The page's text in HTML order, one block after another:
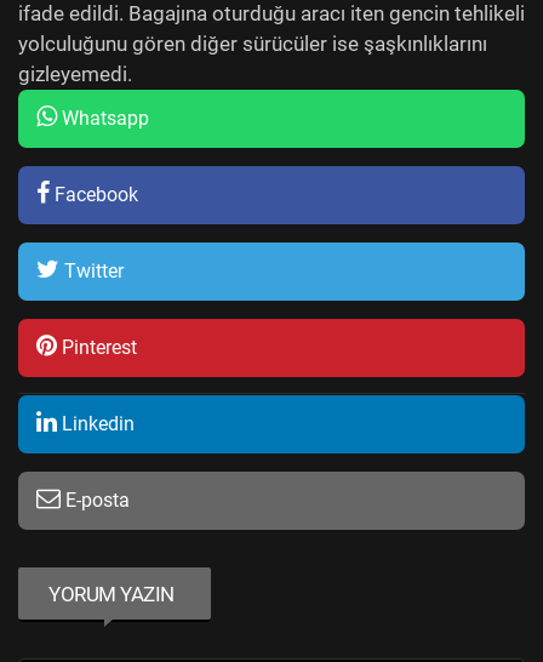
ifade edildi. Bagajına oturduğu aracı iten gencin tehlikeli
yolculuğunu gören diğer sürücüler ise şaşkınlıklarını
gizleyemedi.
Whatsapp
Facebook
Twitter
Pinterest
Linkedin
E-posta
YORUM YAZIN